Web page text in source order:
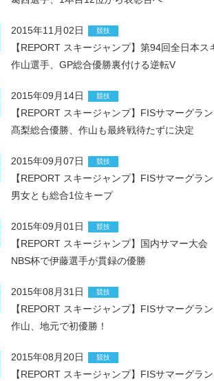
2015年11月02日 競技
【REPORT スキージャンプ】第94回全日本ス
作山選手、GP総合優勝裏付ける逆転V
2015年09月14日 競技
【REPORT スキージャンプ】FISサマーグラン
髙梨総合優勝、作山も最終戦待たずに決定
2015年09月07日 競技
【REPORT スキージャンプ】FISサマーグラン
男女とも総合1位キープ
2015年09月01日 競技
【REPORT スキージャンプ】国内サマー大会
NBS杯で伊藤選手が貫録の優勝
2015年08月31日 競技
【REPORT スキージャンプ】FISサマーグラ
作山、地元で初優勝！
2015年08月20日 競技
【REPORT スキージャンプ】FISサマーグラン